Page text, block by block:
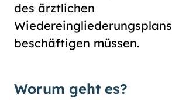
Kontrast
normal
des ärztlichen
Wiedereingliederungsplans
beschäftigen müssen.
Worum geht es?